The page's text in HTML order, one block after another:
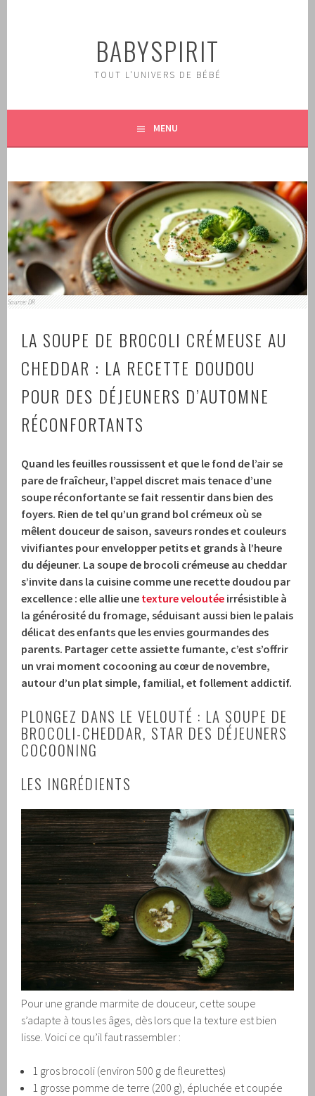
BABYSPIRIT
TOUT L'UNIVERS DE BÉBÉ
MENU
Source: DR
LA SOUPE DE BROCOLI CRÉMEUSE AU
CHEDDAR : LA RECETTE DOUDOU
POUR DES DÉJEUNERS D’AUTOMNE
RÉCONFORTANTS
Quand les feuilles roussissent et que le fond de l’air se
pare de fraîcheur, l’appel discret mais tenace d’une
soupe réconfortante se fait ressentir dans bien des
foyers. Rien de tel qu’un grand bol crémeux où se
mêlent douceur de saison, saveurs rondes et couleurs
vivifiantes pour envelopper petits et grands à l’heure
du déjeuner. La soupe de brocoli crémeuse au cheddar
s’invite dans la cuisine comme une recette doudou par
excellence : elle allie une texture veloutée irrésistible à
la générosité du fromage, séduisant aussi bien le palais
délicat des enfants que les envies gourmandes des
parents. Partager cette assiette fumante, c’est s’offrir
un vrai moment cocooning au cœur de novembre,
autour d’un plat simple, familial, et follement addictif.
PLONGEZ DANS LE VELOUTÉ : LA SOUPE DE
BROCOLI-CHEDDAR, STAR DES DÉJEUNERS
COCOONING
LES INGRÉDIENTS
Pour une grande marmite de douceur, cette soupe
s’adapte à tous les âges, dès lors que la texture est bien
lisse. Voici ce qu’il faut rassembler :
1 gros brocoli (environ 500 g de fleurettes)
1 grosse pomme de terre (200 g), épluchée et coupée